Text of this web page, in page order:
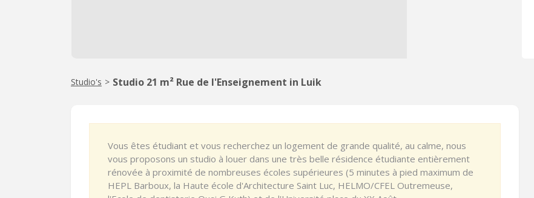
Studio's > Studio 21 m² Rue de l'Enseignement in Luik
Vous êtes étudiant et vous recherchez un logement de grande qualité, au calme, nous
vous proposons un studio à louer dans une très belle résidence étudiante entièrement
rénovée à proximité de nombreuses écoles supérieures (5 minutes à pied maximum de
HEPL Barboux, la Haute école d'Architecture Saint Luc, HELMO/CFEL Outremeuse,